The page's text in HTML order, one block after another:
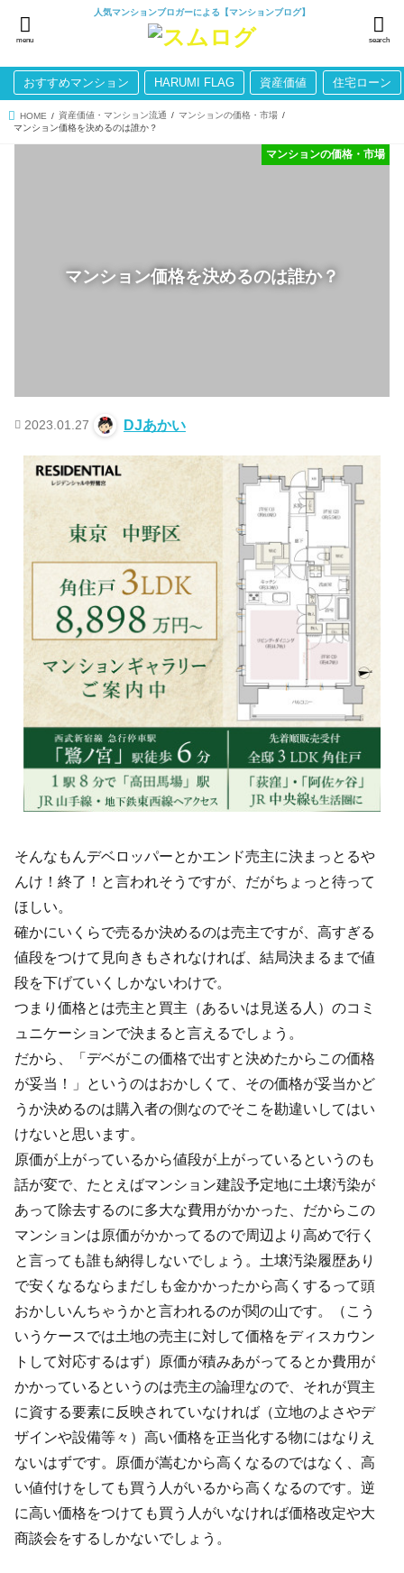
人気マンションブロガーによる【マンションブログ】
search
menu
おすすめマンション HARUMI FLAG 資産価値 住宅ローン
HOME 資産価値・マンション流通
マンションの価格・市場
マンション価格を決めるのは誰か？
マンション価格を決めるのは誰か？
マンションの価格・市場
2023.01.27 DJあかい
そんなもんデベロッパーとかエンド売主に決まっとるや
んけ！終了！と言われそうですが、だがちょっと待って
ほしい。
確かにいくらで売るか決めるのは売主ですが、高すぎる
値段をつけて見向きもされなければ、結局決まるまで値
段を下げていくしかないわけで。
つまり価格とは売主と買主（あるいは見送る人）のコミ
ュニケーションで決まると言えるでしょう。
だから、「デベがこの価格で出すと決めたからこの価格
が妥当！」というのはおかしくて、その価格が妥当かど
うか決めるのは購入者の側なのでそこを勘違いしてはい
けないと思います。
原価が上がっているから値段が上がっているというのも
話が変で、たとえばマンション建設予定地に土壌汚染が
あって除去するのに多大な費用がかかった、だからこの
マンションは原価がかかってるので周辺より高めで行く
と言っても誰も納得しないでしょう。土壌汚染履歴あり
で安くなるならまだしも金かかったから高くするって頭
おかしいんちゃうかと言われるのが関の山です。（こう
いうケースでは土地の売主に対して価格をディスカウン
トして対応するはず）原価が積みあがってるとか費用が
かかっているというのは売主の論理なので、それが買主
に資する要素に反映されていなければ（立地のよさやデ
ザインや設備等々）高い価格を正当化する物にはなりえ
ないはずです。原価が嵩むから高くなるのではなく、高
い値付けをしても買う人がいるから高くなるのです。逆
に高い価格をつけても買う人がいなければ価格改定や大
商談会をするしかないでしょう。